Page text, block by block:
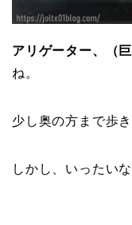
アリゲーター、（
ね。
少し奥の方まで歩き
しかし、いったい